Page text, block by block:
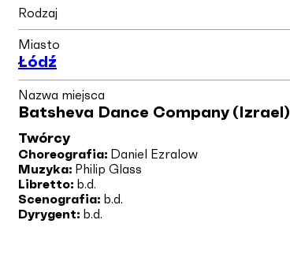
Rodzaj
Miasto
Łódź
Nazwa miejsca
Batsheva Dance Company (Izrael)
Twórcy
Choreografia: Daniel Ezralow
Muzyka: Philip Glass
Libretto: b.d.
Scenografia: b.d.
Dyrygent: b.d.